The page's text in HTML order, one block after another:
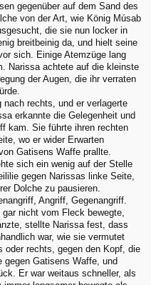
gegenüber auf dem Sand des
von der Art, wie König Músab
die sie nun locker in
breitbeinig da, und hielt seine
sich. Einige Atemzüge lang
Narissa achtete auf die kleinste
der Augen, die ihr verraten
nach rechts, und er verlagerte
erkannte die Gelegenheit und
kam. Sie führte ihren rechten
wo er wider Erwarten
Gatisens Waffe prallte.
sich ein wenig auf der Stelle
gegen Narissas linke Seite,
Dolche zu pausieren.
Angriff, Gegenangriff.
nicht vom Fleck bewegte,
stellte Narissa fest, dass
war, wie sie vermutet
oder rechts, gegen den Kopf, die
gegen Gatisens Waffe, und
Er war weitaus schneller, als